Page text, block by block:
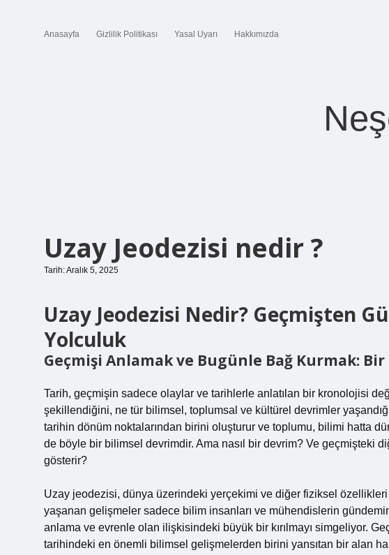
Anasayfa Gizlilik Politikası Yasal Uyarı Hakkımızda
Uzay Jeodezisi nedir ?
Tarih: Aralık 5, 2025
Uzay Jeodezisi Nedir? Geçmişten
Yolculuk
Geçmişi Anlamak ve Bugünle Bağ Kurmak:
Tarih, geçmişin sadece olaylar ve tarihlerle anlatılan bir kronolojisi
şekillendiğini, ne tür bilimsel, toplumsal ve kültürel devrimler
tarihin dönüm noktalarından birini oluşturur ve toplumu, bilimi hatta
de böyle bir bilimsel devrimdir. Ama nasıl bir devrim? Ve geçmişteki
gösterir?
Uzay jeodezisi, dünya üzerindeki yerçekimi ve diğer fiziksel
yaşanan gelişmeler sadece bilim insanları ve mühendislerin
anlama ve evrenle olan ilişkisindeki büyük bir kırılmayı simgeliyor.
tarihindeki en önemli bilimsel gelişmelerden birini yansıtan bir alan